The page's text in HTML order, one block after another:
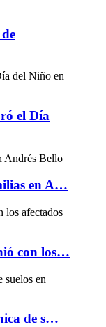
el Día
en A…
con los…
de s…